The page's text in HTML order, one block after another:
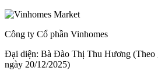
Công ty Cổ phần Vinhomes
Đại diện: Bà Đào Thị Thu Hương (Theo
ngày 20/12/2025)